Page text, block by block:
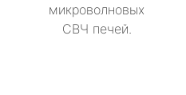
микроволновых
СВЧ печей.